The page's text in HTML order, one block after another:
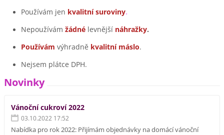
Používám jen kvalitní suroviny.
Nepoužívámžádné levnější náhražky.
Používámvýhradně kvalitní máslo.
Nejsem plátce DPH.
Novinky
Vánoční cukroví 2022
03.10.2022 17:52
Nabídka pro rok 2022: Přijímám objednávky na domácí vánoční